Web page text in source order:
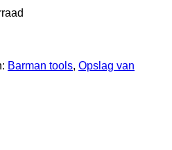
Barman tools, Opslag van